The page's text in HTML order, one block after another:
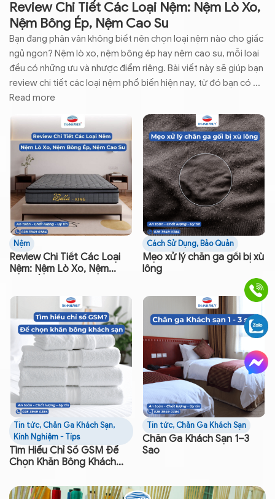
Review Chi Tiết Các Loại Nệm: Nệm Lò Xo,
Nệm Bông Ép, Nệm Cao Su
Bạn đang phân vân không biết nên chọn loại nệm nào cho giấc
ngủ ngon? Nệm lò xo, nệm bông ép hay nệm cao su, mỗi loại
đều có những ưu và nhược điểm riêng. Bài viết này sẽ giúp bạn
review chi tiết các loại nệm phổ biến hiện nay, từ đó bạn có ...
Read more
Nệm
Review Chi Tiết Các Loại
Nệm: Nệm Lò Xo, Nệm
Cách Sử Dụng, Bảo Quản
Mẹo xử lý chăn ga gối bị xù
lông
Tin tức, Chăn Ga Khách Sạn,
Kinh Nghiệm - Tips
Tìm Hiểu Chỉ Số GSM Để
Chọn Khăn Bông Khách
Tin tức, Chăn Ga Khách Sạn
Chăn Ga Khách Sạn 1–3
Sao